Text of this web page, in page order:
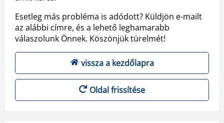
Esetleg más probléma is adódott? Küldjön e-mailt
az alábbi címre, és a lehető leghamarabb
válaszolunk Önnek. Köszönjük türelmét!
vissza a kezdőlapra
Oldal frissítése